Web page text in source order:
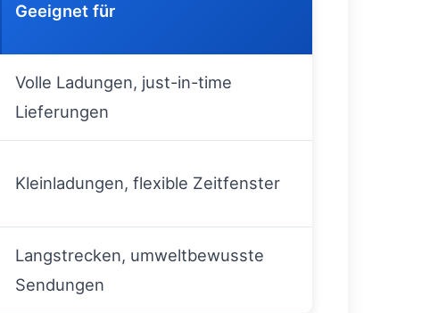
Geeignet für
Volle Ladungen, just-in-time
Lieferungen
Kleinladungen, flexible Zeitfenster
Langstrecken, umweltbewusste
Sendungen